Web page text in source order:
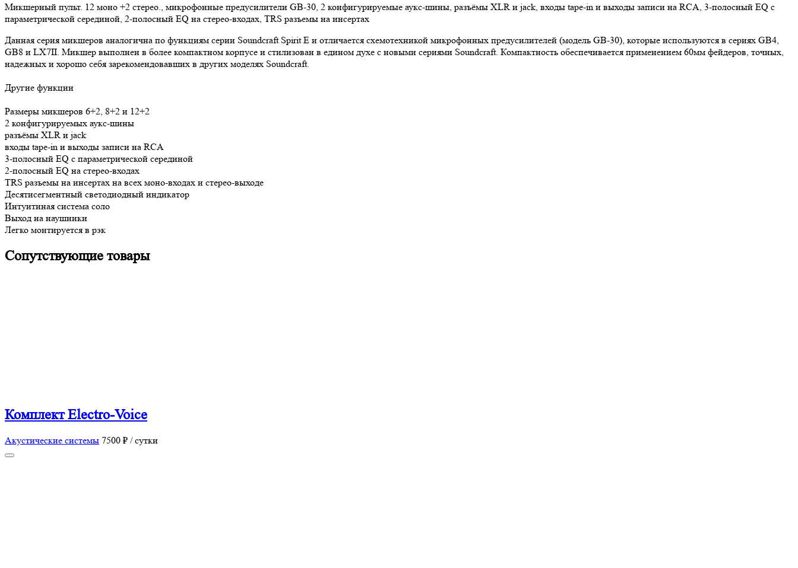
Микшерный пульт. 12 моно +2 стерео., микрофонные предусилители GB-30, 2 конфигурируемые аукс-шины, разъёмы XLR и jack, входы tape-in и выходы записи на RCA, 3-полосный EQ с
параметрической серединой, 2-полосный EQ на стерео-входах, TRS разъемы на инсертах
Данная серия микшеров аналогична по функциям серии Soundcraft Spirit E и отличается схемотехникой микрофонных предусилителей (модель GB-30), которые используются в сериях GB4,
GB8 и LX7II. Микшер выполнен в более компактном корпусе и стилизован в едином духе с новыми сериями Soundcraft. Компактность обеспечивается применением 60мм фейдеров, точных,
надежных и хорошо себя зарекомендовавших в других моделях Soundcraft.
Другие функции
Размеры микшеров 6+2, 8+2 и 12+2
2 конфигурируемых аукс-шины
разъёмы XLR и jack
входы tape-in и выходы записи на RCA
3-полосный EQ с параметрической серединой
2-полосный EQ на стерео-входах
TRS разъемы на инсертах на всех моно-входах и стерео-выходе
Десятисегментный светодиодный индикатор
Интуитиная система соло
Выход на наушники
Легко монтируется в рэк
Сопутствующие товары
Комплект Electro-Voice
Акустические системы 7500 ₽ / сутки